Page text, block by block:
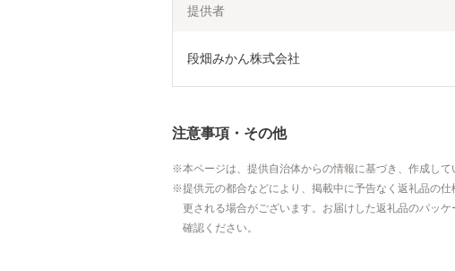
提供者
段畑みかん株式会社
注意事項・その他
本ページは、提供自治体からの情報に基づき、作成して
提供元の都合などにより、掲載中に予告なく返礼品の
更される場合がございます。お届けした返礼品のパッ
確認ください。